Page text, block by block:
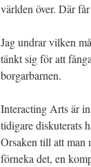
världen över. Där
Jag undrar vilken
tänkt sig för att
borgarbarnen.
Interacting Arts är
tidigare diskuterats
Orsaken till att man
förneka det, en